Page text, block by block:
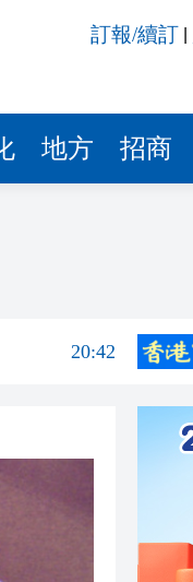
訂報/續訂
地方 招商
20:42
20:40
20:42